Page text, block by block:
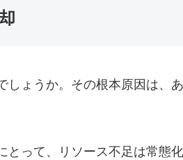
ょうか。その根本原因は、
って、リソース不足は常態